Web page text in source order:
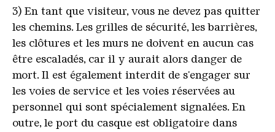
3) En tant que visiteur, vous ne devez pas quitter
les chemins. Les grilles de sécurité, les barrières,
les clôtures et les murs ne doivent en aucun cas
être escaladés, car il y aurait alors danger de
mort. Il est également interdit de s'engager sur
les voies de service et les voies réservées au
personnel qui sont spécialement signalées. En
outre, le port du casque est obligatoire dans